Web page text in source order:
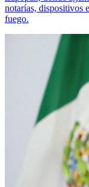
notarías, dispositivos
fuego.